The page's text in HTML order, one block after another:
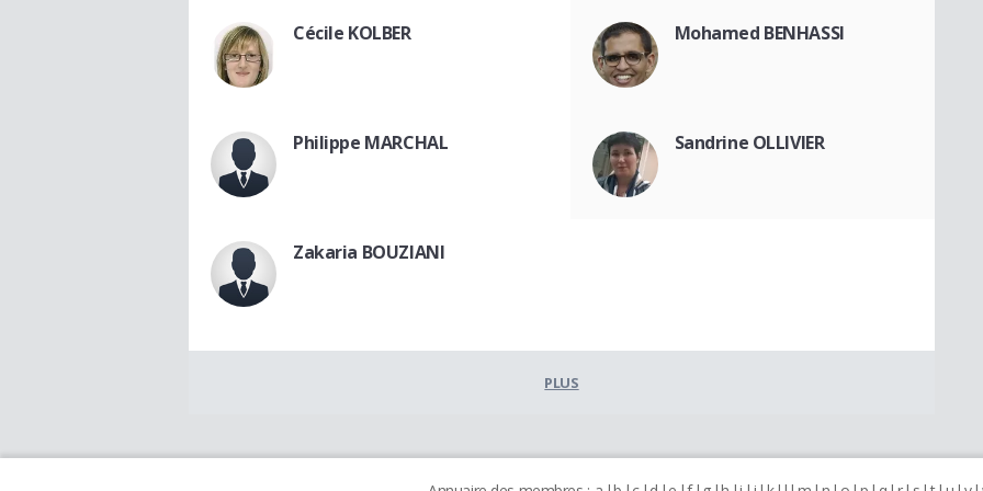
Cécile KOLBER Mohamed BENHASSI
Philippe MARCHAL Sandrine OLLIVIER
Zakaria BOUZIANI
PLUS